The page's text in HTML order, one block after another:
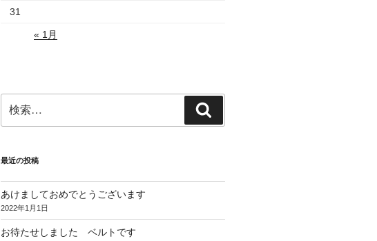
31
« 1月
索:
索
最近の投稿
あけましておめでとうございます
2022年1月1日
お待たせしました ベルトです